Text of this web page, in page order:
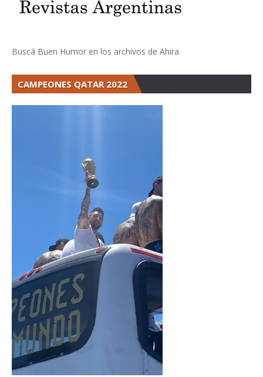
Buscá Buen Humor en los archivos de Ahira
CAMPEONES QATAR 2022